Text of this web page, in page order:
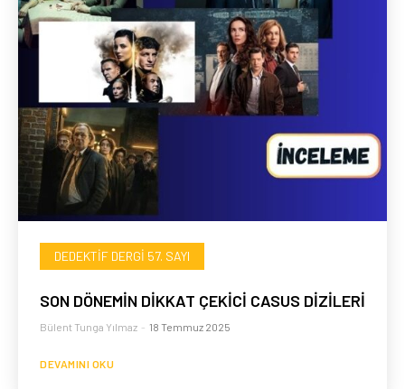
DEDEKTIF DERGI 57. SAYI
SON DÖNEMİN DİKKAT ÇEKİCİ CASUS DİZİLERİ
Bülent Tunga Yılmaz - 18 Temmuz 2025
DEVAMINI OKU